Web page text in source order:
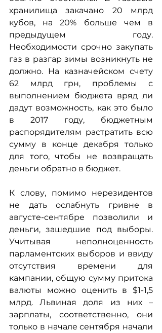
хранилища закачано 20 млрд
кубов, на 20% больше чем в
предыдущем году.
Необходимости срочно закупать
газ в разгар зимы возникнуть не
должно. На казначейском счету
62 млрд грн, проблемы с
выполнением бюджета вряд ли
дадут возможность, как это было
в 2017 году, бюджетным
распорядителям растратить всю
сумму в конце декабря только
для того, чтобы не возвращать
деньги обратно в бюджет.
К слову, помимо нерезидентов
не дать ослабнуть гривне в
августе-сентябре позволили и
деньги, зашедшие под выборы.
Учитывая неполноценность
парламентских выборов и ввиду
отсутствия времени для
кампании, общую сумму притока
валюты можно оценить в $1-1,5
млрд. Львиная доля из них –
зарплаты, соответственно, они
только в начале сентября начали